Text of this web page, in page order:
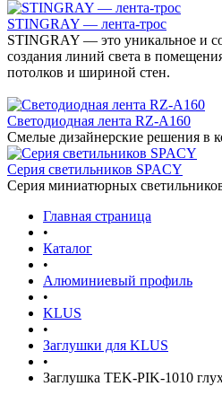
STINGRAY — лента-трос
STINGRAY — это уникальное и
создания линий света в
потолков и шириной стен.
Светодиодная лента RZ-A160
Смелые дизайнерские решения в
Серия светильников SPACY
Серия миниатюрных
Главная страница
•
Каталог
•
Алюминиевый профиль
•
KLUS
•
Заглушки для KLUS
•
Заглушка TEK-PIK-1010